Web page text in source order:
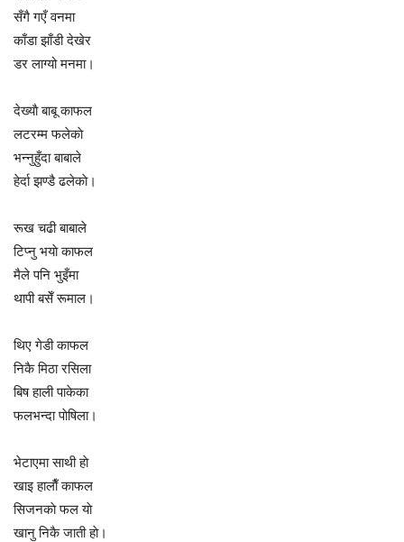
सँगै गएँ वनमा
काँडा झाँडी देखेर
डर लाग्यो मनमा।
देख्याै बाबू काफल
लटरम्म फलेकाे
भन्नुहुँदा बाबाले
हेर्दा झण्डै ढलेकाे।
रूख चढी बाबाले
टिप्नु भयाे काफल
मैले पनि भुइँमा
थापी बसेँ रूमाल।
थिए गेडी काफल
निकै मिठा रसिला
बिष हाली पाकेका
फलभन्दा पाेषिला।
भेटाएमा साथी हाे
खाइ हालाैँ काफल
सिजनकाे फल याे
खानु निकै जाती हाे।